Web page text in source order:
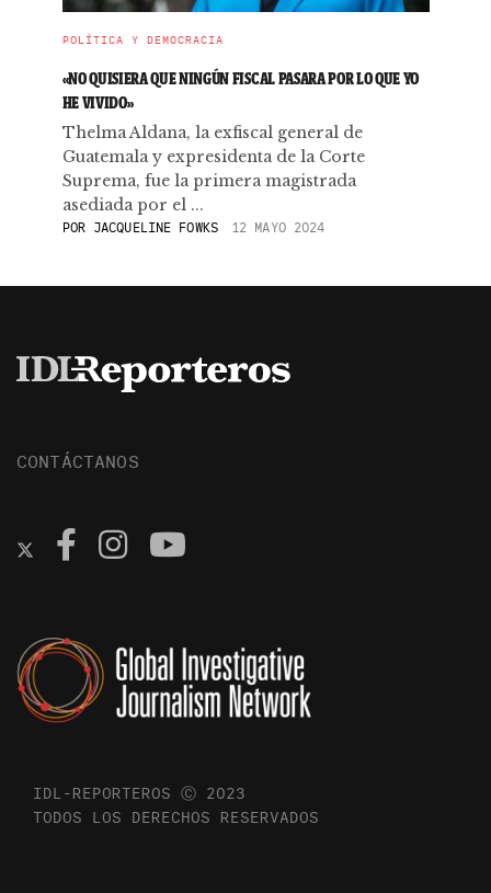
POLÍTICA Y DEMOCRACIA
«NO QUISIERA QUE NINGÚN FISCAL PASARA POR LO QUE YO
HE VIVIDO»
Thelma Aldana, la exfiscal general de
Guatemala y expresidenta de la Corte
Suprema, fue la primera magistrada
asediada por el ...
POR JACQUELINE FOWKS 12 MAYO 2024
CONTÁCTANOS
IDL-REPORTEROS Ⓒ 2023
TODOS LOS DERECHOS RESERVADOS